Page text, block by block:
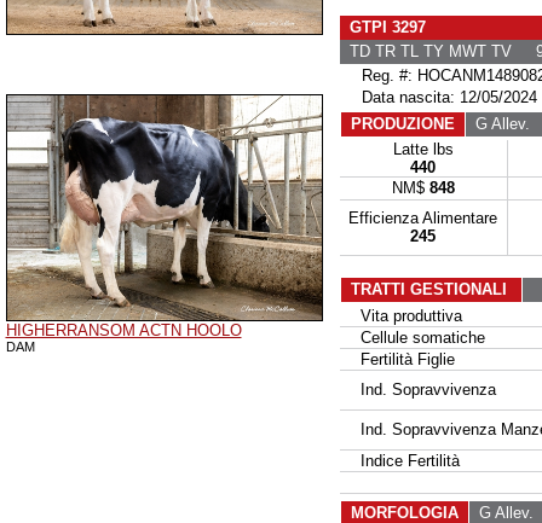
HIGHERRANSOM ACTN HOOLO
DAM
GTPI 3297
TD TR TL TY MWT TV
Reg. #:
Data nascita: 12/05/2024
PRODUZIONE
G Allev.
Latte lbs
440
NM$ 848
Efficienza Alimentare
245
TRATTI GESTIONALI
Vita produttiva
Cellule somatiche
Fertilità Figlie
Ind. Sopravvivenza
Ind. Sopravvivenza
Indice Fertilità
MORFOLOGIA G Allev.